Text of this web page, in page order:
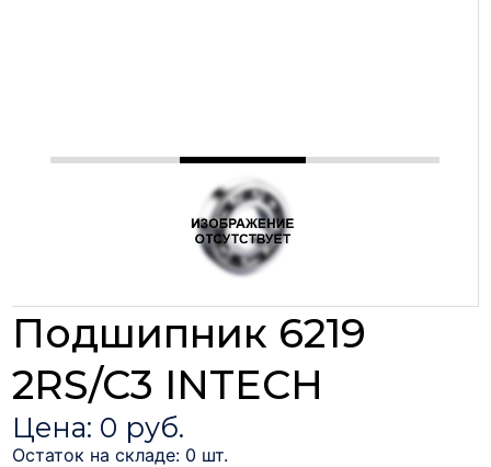
Подшипник 6219
2RS/C3 INTECH
Цена: 0 руб.
Остаток на складе: 0 шт.